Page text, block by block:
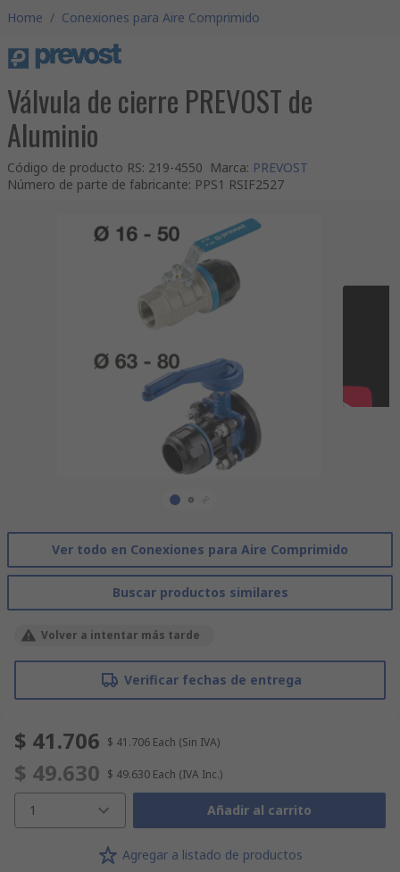
Home / Conexiones para Aire Comprimido
Válvula de cierre PREVOST de
Aluminio
Código de producto RS: 219-4550 Marca: PREVOST
Número de parte de fabricante: PPS1 RSIF2527
Ver todo en Conexiones para Aire Comprimido
Buscar productos similares
Volver a intentar más tarde
Verificar fechas de entrega
$ 41.706 $ 41.706 Each (Sin IVA)
$ 49.630 $ 49.630 Each (IVA Inc.)
1 Añadir al carrito
Agregar a listado de productos